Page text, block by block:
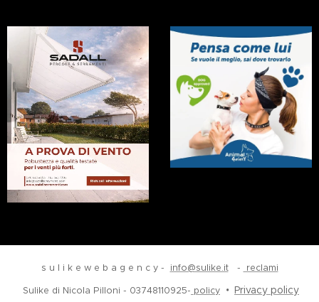
s u l i k e w e b a g e n c y - info@sulike.it- reclami
Sulike di Nicola Pilloni - 03748110925- policy Privacy policy